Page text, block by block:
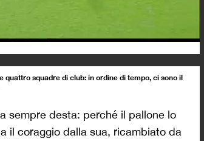
squadre di club: in ordine di tempo, ci sono il
sempre desta: perché il pallone lo
il coraggio dalla sua, ricambiato da